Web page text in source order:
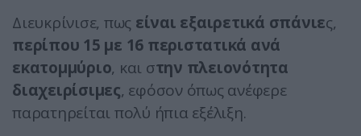
Διευκρίνισε, πως είναι εξαιρετικά σπάνιες,
περίπου 15 με 16 περιστατικά ανά
εκατομμύριο, και στην πλειονότητα
διαχειρίσιμες, εφόσον όπως ανέφερε
παρατηρείται πολύ ήπια εξέλιξη.